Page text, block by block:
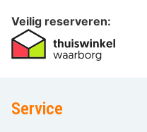
Veilig reserveren:
Service